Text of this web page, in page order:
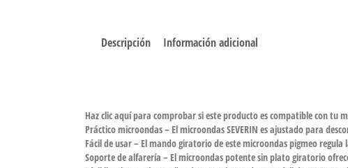
Descripción Información adicional
Haz clic aquí para comprobar si este producto es compatible con tu
Práctico microondas – El microondas SEVERIN es ajustado para
Fácil de usar – El mando giratorio de este microondas pigmeo
Soporte de alfarería – El microondas potente sin plato giratorio